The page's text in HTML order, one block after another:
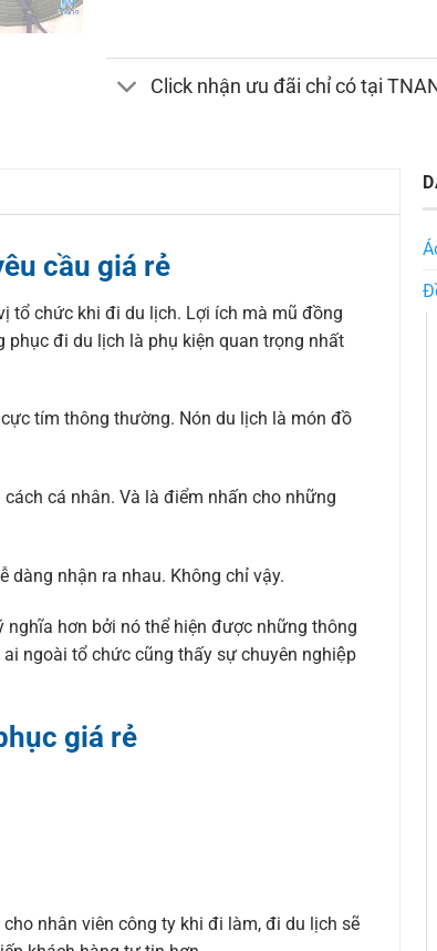
Click nhận ưu đãi chỉ có tại
cầu giá rẻ
tổ chức khi đi du lịch. Lợi ích mà mũ đồng
đi du lịch là phụ kiện quan trọng nhất
tím thông thường. Nón du lịch là món đồ
cá nhân. Và là điểm nhấn cho những
dàng nhận ra nhau. Không chỉ vậy.
hơn bởi nó thể hiện được những thông
ngoài tổ chức cũng thấy sự chuyên nghiệp
giá rẻ
nhân viên công ty khi đi làm, đi du lịch sẽ